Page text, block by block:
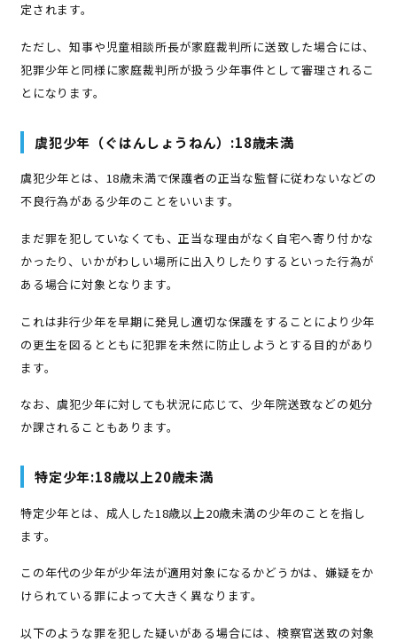
定されます。
ただし、知事や児童相談所長が家庭裁判所に送致した場合には、
犯罪少年と同様に家庭裁判所が扱う少年事件として審理されるこ
とになります。
虞犯少年（ぐはんしょうねん）:18歳未満
虞犯少年とは、18歳未満で保護者の正当な監督に従わないなどの
不良行為がある少年のことをいいます。
まだ罪を犯していなくても、正当な理由がなく自宅へ寄り付かな
かったり、いかがわしい場所に出入りしたりするといった行為が
ある場合に対象となります。
これは非行少年を早期に発見し適切な保護をすることにより少年
の更生を図るとともに犯罪を未然に防止しようとする目的があり
ます。
なお、虞犯少年に対しても状況に応じて、少年院送致などの処分
か課されることもあります。
特定少年:18歳以上20歳未満
特定少年とは、成人した18歳以上20歳未満の少年のことを指し
ます。
この年代の少年が少年法が適用対象になるかどうかは、嫌疑をか
けられている罪によって大きく異なります。
以下のような罪を犯した疑いがある場合には、検察官送致の対象